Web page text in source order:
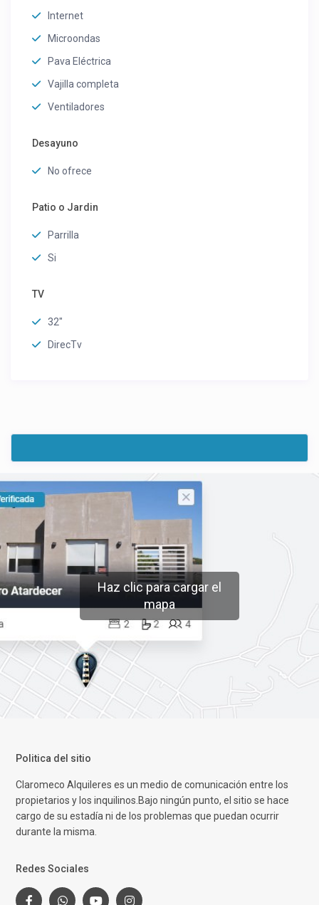
Internet
Microondas
Pava Eléctrica
Vajilla completa
Ventiladores
Desayuno
No ofrece
Patio o Jardin
Parrilla
Si
TV
32"
DirecTv
Haz clic para cargar el
mapa
Politica del sitio
Claromeco Alquileres es un medio de comunicación entre los
propietarios y los inquilinos.Bajo ningún punto, el sitio se hace
cargo de su estadía ni de los problemas que puedan ocurrir
durante la misma.
Redes Sociales